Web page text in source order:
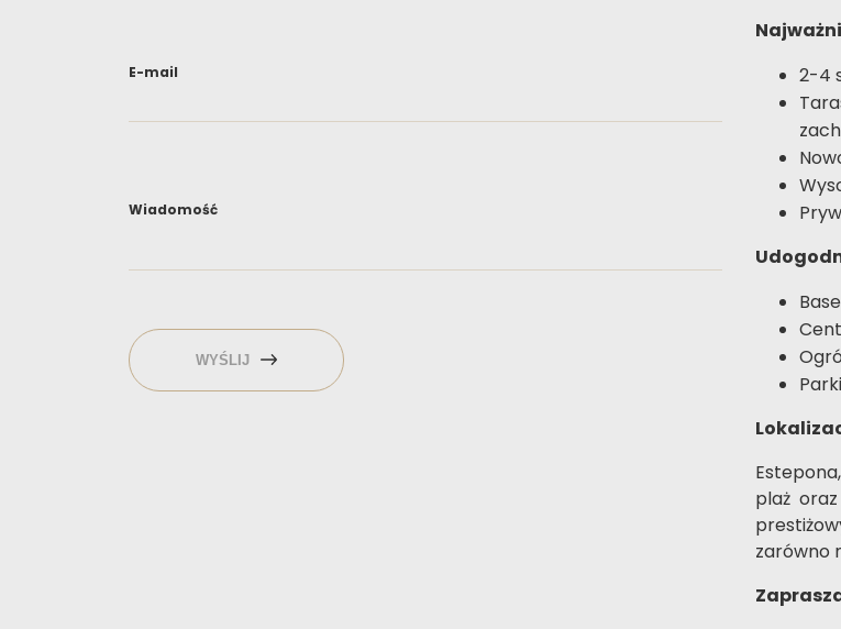
E-mail
Wiadomość
WYŚLIJ
2-4
plaż
zarówno